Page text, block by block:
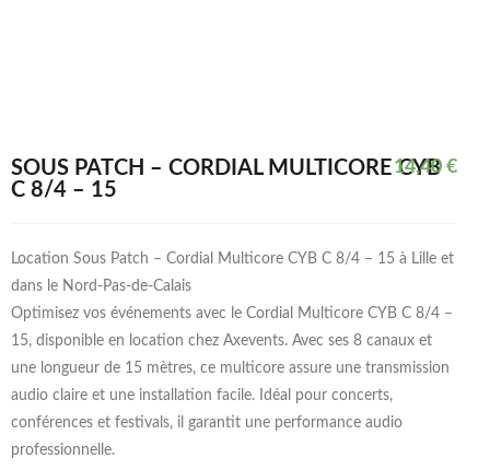
SOUS PATCH – CORDIAL MULTICORE CYB
C 8/4 – 15
14,40 €
Location Sous Patch – Cordial Multicore CYB C 8/4 – 15 à Lille et
dans le Nord-Pas-de-Calais
Optimisez vos événements avec le Cordial Multicore CYB C 8/4 –
15, disponible en location chez Axevents. Avec ses 8 canaux et
une longueur de 15 mètres, ce multicore assure une transmission
audio claire et une installation facile. Idéal pour concerts,
conférences et festivals, il garantit une performance audio
professionnelle.